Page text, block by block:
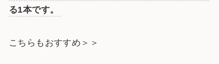
る1本です。
こちらもおすすめ＞＞